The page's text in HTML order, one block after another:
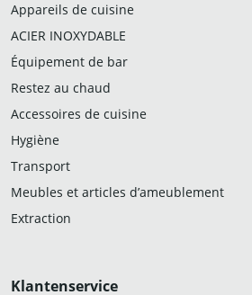
Appareils de cuisine
ACIER INOXYDABLE
Équipement de bar
Restez au chaud
Accessoires de cuisine
Hygiène
Transport
Meubles et articles d’ameublement
Extraction
Klantenservice